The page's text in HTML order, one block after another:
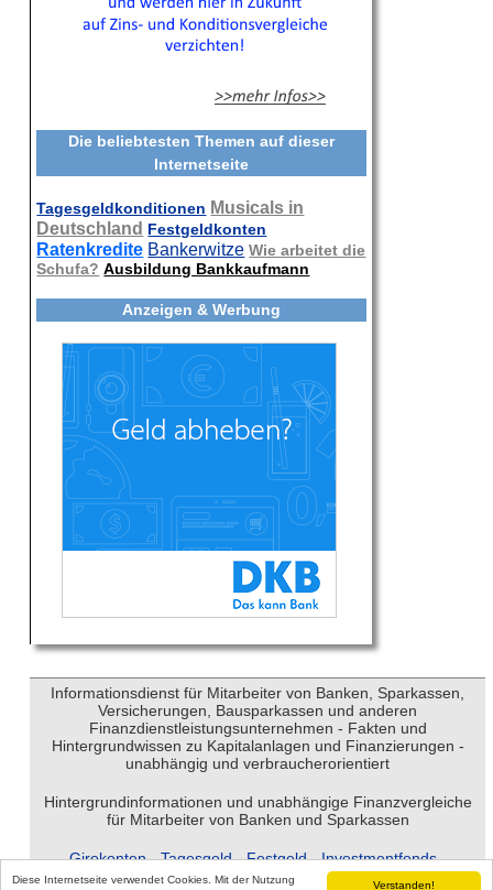
Verstanden!
Diese Internetseite verwendet Cookies. Mit der Nutzung
Die beliebtesten Themen auf dieser
Internetseite
Tagesgeldkonditionen Musicals in
Deutschland Festgeldkonten
Ratenkredite Bankerwitze Wie arbeitet die
Schufa? Ausbildung Bankkaufmann
Anzeigen & Werbung
Informationsdienst für Mitarbeiter von Banken, Sparkassen,
Versicherungen, Bausparkassen und anderen
Finanzdienstleistungsunternehmen - Fakten und
Hintergrundwissen zu Kapitalanlagen und Finanzierungen -
unabhängig und verbraucherorientiert
Hintergrundinformationen und unabhängige Finanzvergleiche
für Mitarbeiter von Banken und Sparkassen
Girokonten-Tagesgeld-Festgeld-Investmentfonds-
Ratenkredite-Immobilienfinanzierungen